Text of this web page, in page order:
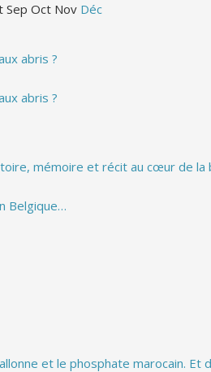
Sep Oct Nov Déc
abris ?
abris ?
mémoire et récit au cœur de la
Belgique…
et le phosphate marocain. Et